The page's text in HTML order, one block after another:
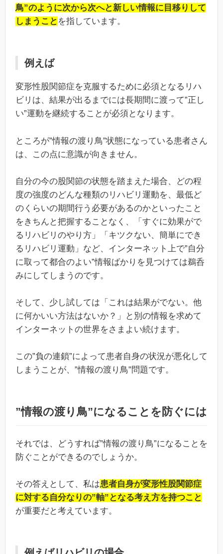
鳥”のように次から次へと新しい情報に目移りして
しまうこと を指しています。
例えば
変形性股関節症を克服するために必須となるリハ
ビリは、結果が出るまでには長期間に渡って”正し
い”運動を継続することが必須となります。
ところが”情報の渡り鳥”状態になっている患者さん
は、この点に意識が向きません。
自分の今の股関節の状態を踏まえた場合、どの程
度の強度のどんな種類のリハビリ運動を、最低ど
のくらいの期間行う必要があるのかといったこと
をきちんと把握することなく、「すぐに効果がで
るリハビリのやり方」「キツクない、簡単にでき
るリハビリ運動」など、インターネット上で”自分
に取って都合のよい”情報ばかりを見つけては鵜呑
みにしてしまうのです。
そして、少し試しては「これは結果がでない。他
に何かいい方法はないか？」と別の情報を求めて
インターネットの世界をさまよい続けます。
この”負の連鎖”によって患者自身の状況が悪化して
しまうことが、”情報の渡り鳥”問題です。
”情報の渡り鳥”になることを防ぐには
それでは、どうすれば”情報の渡り鳥”になることを
防ぐことができるのでしょうか。
その答えとして、私は患者自身が変形性股関節症
に対する自分なりの”軸”となる考え方を持つこと
が重要だと考えています。